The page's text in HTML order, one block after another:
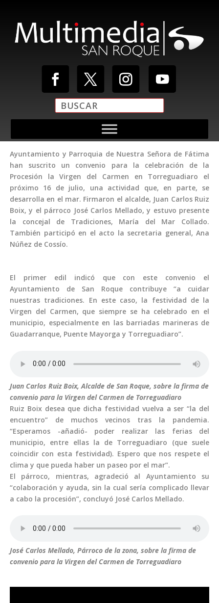
Ayuntamiento y Parroquia de Nuestra Señora de Fátima
han suscrito un convenio para la celebración de la
Procesión la Virgen del Carmen en Torreguadiaro el
próximo 16 de julio, una actividad que, en parte, se
desarrolla en el mar. Firmaron el alcalde, Juan Carlos Ruiz
Boix, y el párroco José Carlos Mellado, y estuvo presente
la concejal de Tradiciones, María del Mar Collado.
También participó en el acto la secretaria general, Ana
Núñez de Cossío.
El primer edil indicó que con este convenio el
Ayuntamiento de San Roque contribuye “a cuidar
nuestras tradiciones. En este caso, la festividad de la
Virgen del Carmen, que siempre se ha celebrado en el
municipio, especialmente en las barriadas marineras de
Guadarranque, Puente Mayorga y Torreguadiaro”.
Juan Carlos Ruiz Boix, Alcalde de San Roque, sobre la firma de
convenio para la Virgen del Carmen de Torreguadiaro
Ruiz Boix desea que dicha festividad vuelva a ser “la del
encuentro” de muchos vecinos tras la pandemia.
“Esperamos -añadió- poder realizar las ferias del
municipio, entre ellas la de Torreguadiaro (que suele
coincidir con esta festividad). Espero que nos respete el
clima y que pueda haber un paseo por el mar”.
El párroco, mientras, agradeció al Ayuntamiento su
“colaboración y ayuda, sin la cual sería complicado llevar
a cabo la procesión”, concluyó José Carlos Mellado.
José Carlos Mellado, Párroco de la zona, sobre la firma de
convenio para la Virgen del Carmen de Torreguadiaro